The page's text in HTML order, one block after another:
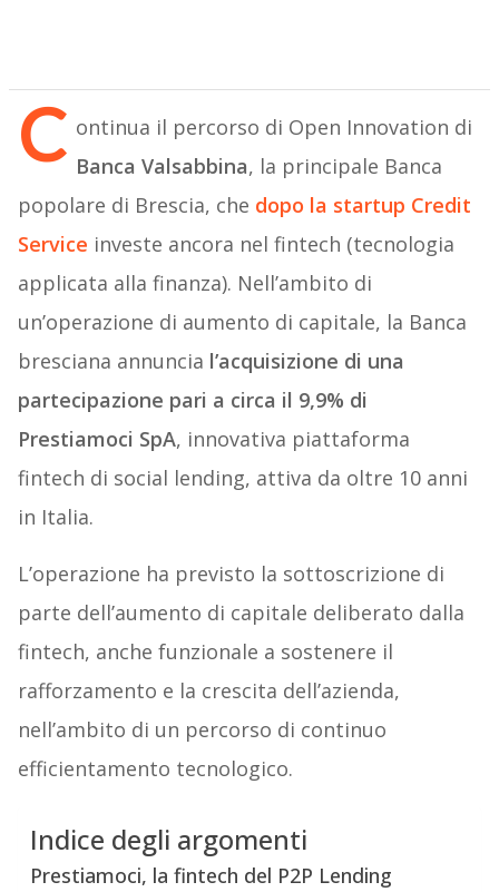
C ontinua il percorso di Open Innovation di
Banca Valsabbina, la principale Banca
popolare di Brescia, che dopo la startup Credit
Service investe ancora nel fintech (tecnologia
applicata alla finanza). Nell’ambito di
un’operazione di aumento di capitale, la Banca
bresciana annuncia l’acquisizione di una
partecipazione pari a circa il 9,9% di
Prestiamoci SpA, innovativa piattaforma
fintech di social lending, attiva da oltre 10 anni
in Italia.
L’operazione ha previsto la sottoscrizione di
parte dell’aumento di capitale deliberato dalla
fintech, anche funzionale a sostenere il
rafforzamento e la crescita dell’azienda,
nell’ambito di un percorso di continuo
efficientamento tecnologico.
Indice degli argomenti
Prestiamoci, la fintech del P2P Lending